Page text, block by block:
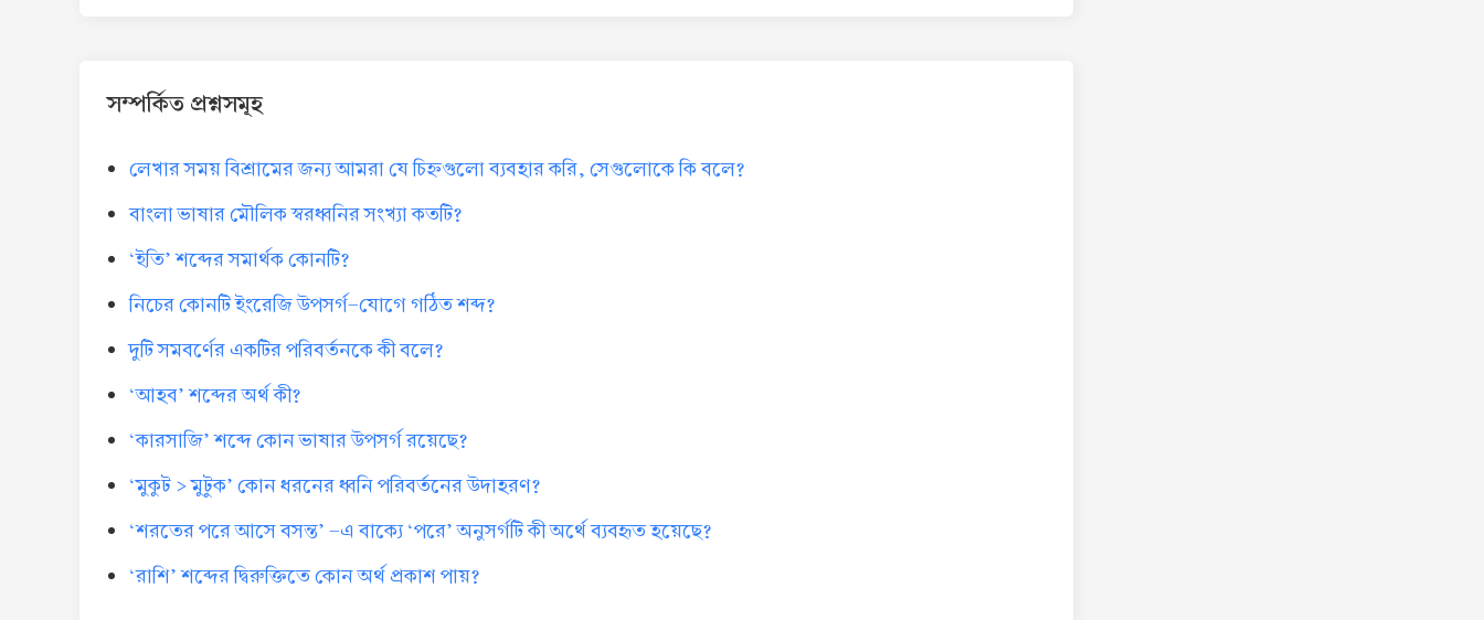
সম্পর্কিত প্রশ্নসমূহ
লেখার সময় বিশ্রামের জন্য আমরা যে চিহ্নগুলো ব্যবহার করি, সেগুলোকে কি বলে?
বাংলা ভাষার মৌলিক স্বরধ্বনির সংখ্যা কতটি?
‘ইতি’ শব্দের সমার্থক কোনটি?
নিচের কোনটি ইংরেজি উপসর্গ-যোগে গঠিত শব্দ?
দুটি সমবর্ণের একটির পরিবর্তনকে কী বলে?
‘আহব’ শব্দের অর্থ কী?
‘কারসাজি’ শব্দে কোন ভাষার উপসর্গ রয়েছে?
‘মুকুট > মুটুক’ কোন ধরনের ধ্বনি পরিবর্তনের উদাহরণ?
‘শরতের পরে আসে বসন্ত’ -এ বাক্যে ‘পরে’ অনুসর্গটি কী অর্থে ব্যবহৃত হয়েছে?
‘রাশি’ শব্দের দ্বিরুক্তিতে কোন অর্থ প্রকাশ পায়?